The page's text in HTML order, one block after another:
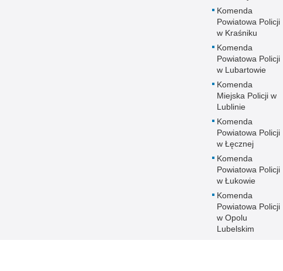
Komenda
Powiatowa Policji
w Kraśniku
Komenda
Powiatowa Policji
w Lubartowie
Komenda
Miejska Policji w
Lublinie
Komenda
Powiatowa Policji
w Łęcznej
Komenda
Powiatowa Policji
w Łukowie
Komenda
Powiatowa Policji
w Opolu
Lubelskim